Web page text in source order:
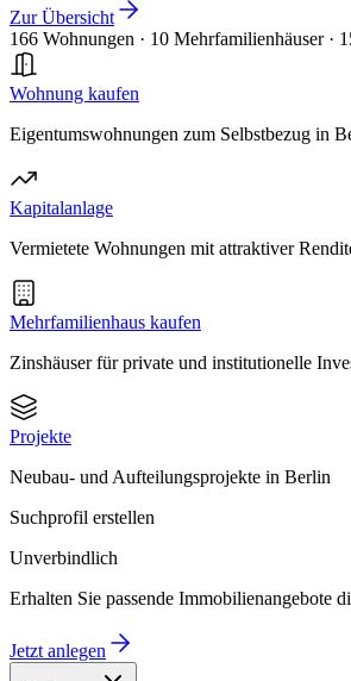
Zur Übersicht
166 Wohnungen · 10 Mehrfamilienhäuser ·
Wohnung kaufen
Eigentumswohnungen zum Selbstbezug in
Kapitalanlage
Vermietete Wohnungen mit attraktiver
Mehrfamilienhaus kaufen
Zinshäuser für private und institutionelle
Projekte
Neubau- und Aufteilungsprojekte in Berlin
Suchprofil erstellen
Unverbindlich
Erhalten Sie passende Immobilienangebote
Jetzt anlegen